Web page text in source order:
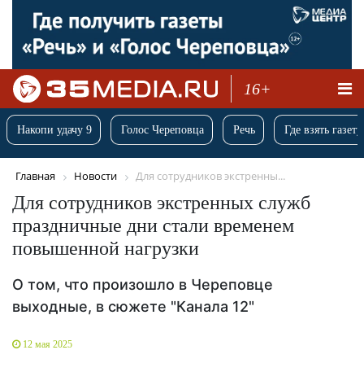
16+
Накопи удачу 9 Голос Череповца Речь Где взять
Главная Новости Для сотрудников экстренны...
Для сотрудников экстренных служб
праздничные дни стали временем
повышенной нагрузки
О том, что произошло в Череповце
выходные, в сюжете "Канала 12"
12 мая 2025